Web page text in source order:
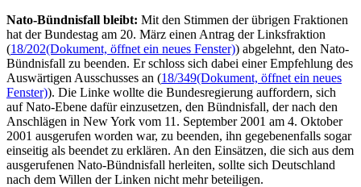
Nato-Bündnisfall bleibt: Mit den Stimmen der übrigen Fraktionen
hat der Bundestag am 20. März einen Antrag der Linksfraktion
(18/202(Dokument, öffnet ein neues Fenster)) abgelehnt, den Nato-
Bündnisfall zu beenden. Er schloss sich dabei einer Empfehlung des
Auswärtigen Ausschusses an (18/349(Dokument, öffnet ein neues
Fenster)). Die Linke wollte die Bundesregierung auffordern, sich
auf Nato-Ebene dafür einzusetzen, den Bündnisfall, der nach den
Anschlägen in New York vom 11. September 2001 am 4. Oktober
2001 ausgerufen worden war, zu beenden, ihn gegebenenfalls sogar
einseitig als beendet zu erklären. An den Einsätzen, die sich aus dem
ausgerufenen Nato-Bündnisfall herleiten, sollte sich Deutschland
nach dem Willen der Linken nicht mehr beteiligen.